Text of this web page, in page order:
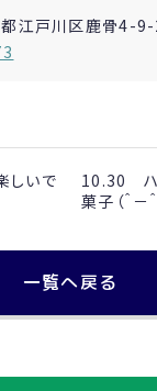
江戸川区鹿骨4-9-
しいで
10.30 ハ
菓子（＾－＾
一覧へ戻る